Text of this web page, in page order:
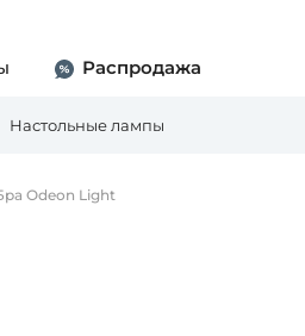
Распродажа
Настольные лампы
Odeon Light